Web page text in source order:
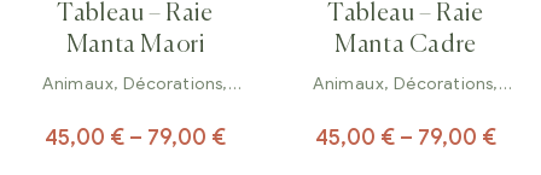
Tableau – Raie
Manta Maori
Animaux, Décorations,
45,00 € – 79,00 €
Tableau – Raie
Manta Cadre
Animaux, Décorations,
45,00 € – 79,00 €